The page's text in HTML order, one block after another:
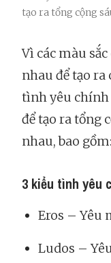
tạo ra tổng cộng
Vì các màu
nhau để tạo ra
tình yêu chính
để tạo ra tổng
nhau, bao gồm:
3 kiểu tình yêu
Eros – Yêu
Ludos –